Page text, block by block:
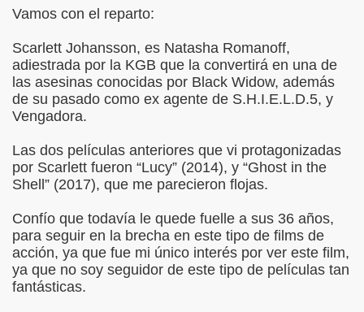
Vamos con el reparto:
Scarlett Johansson, es Natasha Romanoff,
adiestrada por la KGB que la convertirá en una de
las asesinas conocidas por Black Widow, además
de su pasado como ex agente de S.H.I.E.L.D.5, y
Vengadora.
Las dos películas anteriores que vi protagonizadas
por Scarlett fueron “Lucy” (2014), y “Ghost in the
Shell” (2017), que me parecieron flojas.
Confío que todavía le quede fuelle a sus 36 años,
para seguir en la brecha en este tipo de films de
acción, ya que fue mi único interés por ver este film,
ya que no soy seguidor de este tipo de películas tan
fantásticas.